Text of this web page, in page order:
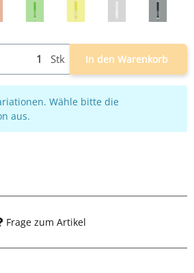
Stk In den Warenkorb
Wähle bitte die
aus.
Frage zum Artikel